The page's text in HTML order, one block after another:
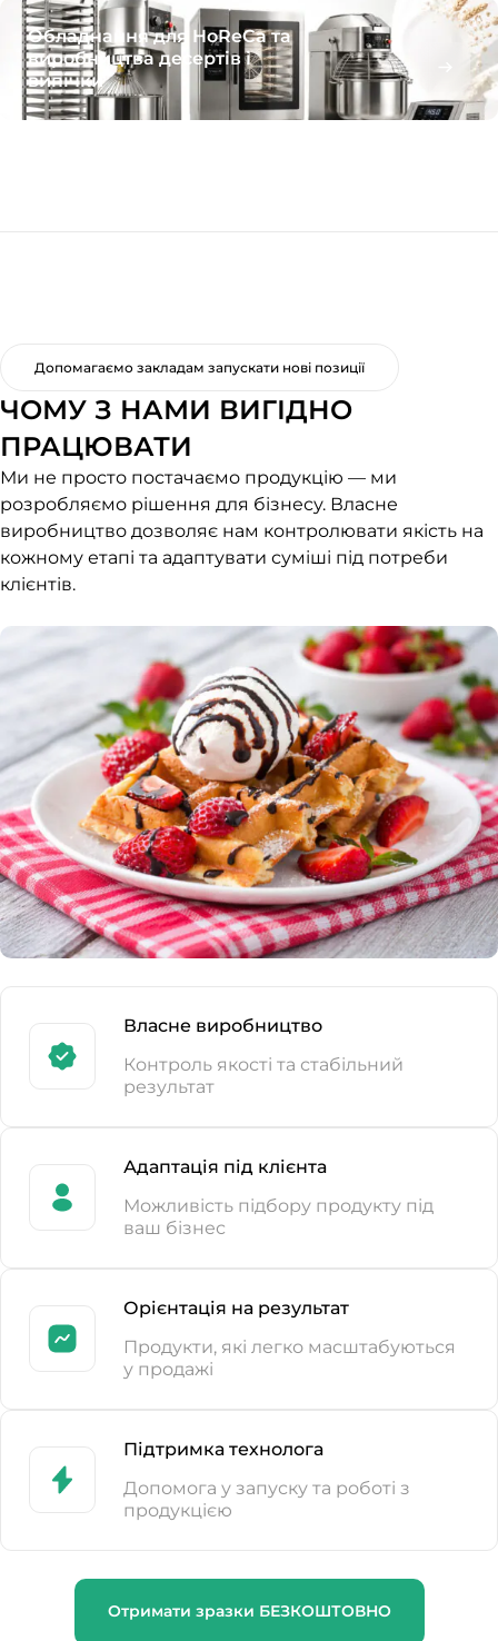
Обладнання для HoReCa та
виробництва десертів і
випічки
Допомагаємо закладам запускати нові позиції
ЧОМУ З НАМИ ВИГІДНО
ПРАЦЮВАТИ
Ми не просто постачаємо продукцію — ми
розробляємо рішення для бізнесу. Власне
виробництво дозволяє нам контролювати якість на
кожному етапі та адаптувати суміші під потреби
клієнтів.
Власне виробництво
Контроль якості та стабільний
результат
Адаптація під клієнта
Можливість підбору продукту під
ваш бізнес
Орієнтація на результат
Продукти, які легко масштабуються
у продажі
Підтримка технолога
Допомога у запуску та роботі з
продукцією
Отримати зразки БЕЗКОШТОВНО